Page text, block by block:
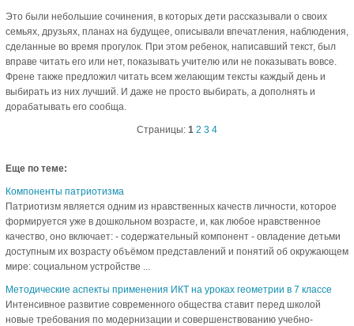
Это были небольшие сочинения, в которых дети рассказывали о своих
семьях, друзьях, планах на будущее, описывали впечатления, наблюдения,
сделанные во время прогулок. При этом ребенок, написавший текст, был
вправе читать его или нет, показывать учителю или не показывать вовсе.
Френе также предложил читать всем желающим тексты каждый день и
выбирать из них лучший. И даже не просто выбирать, а дополнять и
дорабатывать его сообща.
Страницы: 1 2 3 4
Еще по теме:
Компоненты патриотизма
Патриотизм является одним из нравственных качеств личности, которое
формируется уже в дошкольном возрасте, и, как любое нравственное
качество, оно включает: - содержательный компонент - овладение детьми
доступным их возрасту объёмом представлений и понятий об окружающем
мире: социальном устройстве ...
Методические аспекты применения ИКТ на уроках геометрии в 7 классе
Интенсивное развитие современного общества ставит перед школой
новые требования по модернизации и совершенствованию учебно-